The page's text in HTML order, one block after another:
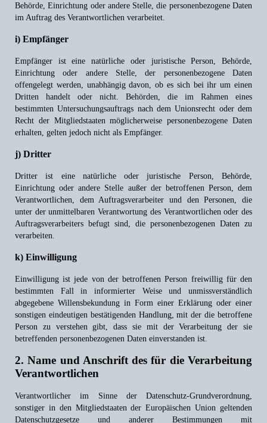
Behörde, Einrichtung oder andere Stelle, die personenbezogene Daten
im Auftrag des Verantwortlichen verarbeitet.
i) Empfänger
Empfänger ist eine natürliche oder juristische Person, Behörde,
Einrichtung oder andere Stelle, der personenbezogene Daten
offengelegt werden, unabhängig davon, ob es sich bei ihr um einen
Dritten handelt oder nicht. Behörden, die im Rahmen eines
bestimmten Untersuchungsauftrags nach dem Unionsrecht oder dem
Recht der Mitgliedstaaten möglicherweise personenbezogene Daten
erhalten, gelten jedoch nicht als Empfänger.
j) Dritter
Dritter ist eine natürliche oder juristische Person, Behörde,
Einrichtung oder andere Stelle außer der betroffenen Person, dem
Verantwortlichen, dem Auftragsverarbeiter und den Personen, die
unter der unmittelbaren Verantwortung des Verantwortlichen oder des
Auftragsverarbeiters befugt sind, die personenbezogenen Daten zu
verarbeiten.
k) Einwilligung
Einwilligung ist jede von der betroffenen Person freiwillig für den
bestimmten Fall in informierter Weise und unmissverständlich
abgegebene Willensbekundung in Form einer Erklärung oder einer
sonstigen eindeutigen bestätigenden Handlung, mit der die betroffene
Person zu verstehen gibt, dass sie mit der Verarbeitung der sie
betreffenden personenbezogenen Daten einverstanden ist.
2. Name und Anschrift des für die Verarbeitung
Verantwortlichen
Verantwortlicher im Sinne der Datenschutz-Grundverordnung,
sonstiger in den Mitgliedstaaten der Europäischen Union geltenden
Datenschutzgesetze und anderer Bestimmungen mit